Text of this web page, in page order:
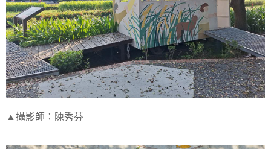
▲攝影師：陳秀芬